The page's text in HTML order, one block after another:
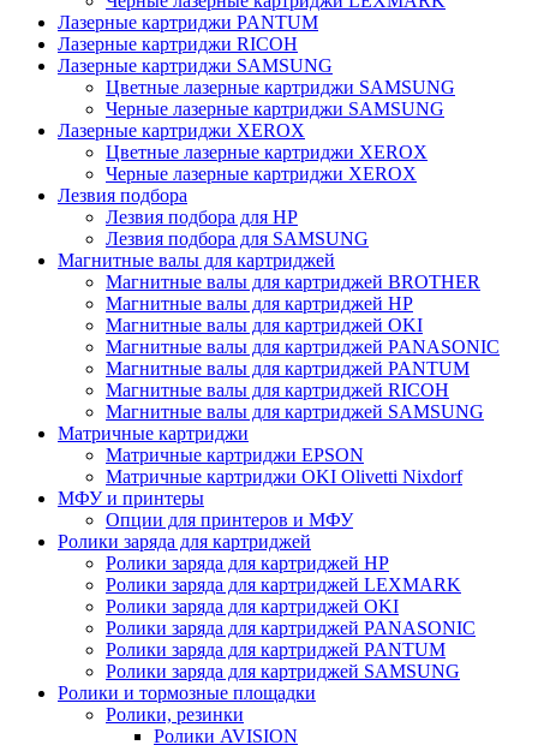
Лазерные картриджи PANTUM
Лазерные картриджи RICOH
Лазерные картриджи SAMSUNG
Цветные лазерные картриджи SAMSUNG
Черные лазерные картриджи SAMSUNG
Лазерные картриджи XEROX
Цветные лазерные картриджи XEROX
Черные лазерные картриджи XEROX
Лезвия подбора
Лезвия подбора для HP
Лезвия подбора для SAMSUNG
Магнитные валы для картриджей
Магнитные валы для картриджей BROTHER
Магнитные валы для картриджей HP
Магнитные валы для картриджей OKI
Магнитные валы для картриджей PANASONIC
Магнитные валы для картриджей PANTUM
Магнитные валы для картриджей RICOH
Магнитные валы для картриджей SAMSUNG
Матричные картриджи
Матричные картриджи EPSON
Матричные картриджи OKI Olivetti Nixdorf
МФУ и принтеры
Опции для принтеров и МФУ
Ролики заряда для картриджей
Ролики заряда для картриджей HP
Ролики заряда для картриджей LEXMARK
Ролики заряда для картриджей OKI
Ролики заряда для картриджей PANASONIC
Ролики заряда для картриджей PANTUM
Ролики заряда для картриджей SAMSUNG
Ролики и тормозные площадки
Ролики, резинки
Ролики AVISION